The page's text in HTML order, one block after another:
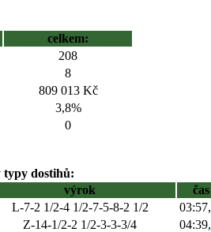
celkem:
208
8
809 013 Kč
3,8%
0
typy dostihů:
výrok
čas
L-7-2 1/2-4 1/2-7-5-8-2 1/2
Z-14-1/2-2 1/2-3-3-3/4